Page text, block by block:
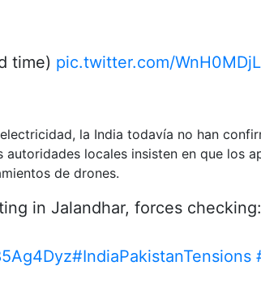
time) pic.twitter.com/
la India todavía no han
autoridades locales insisten en que los
de drones.
in Jalandhar, forces
#IndiaPakistanTensions